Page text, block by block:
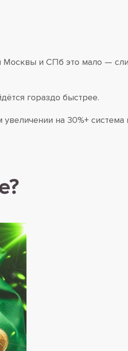
Москвы и СПб это мало —
гораздо быстрее.
на 30%+ система